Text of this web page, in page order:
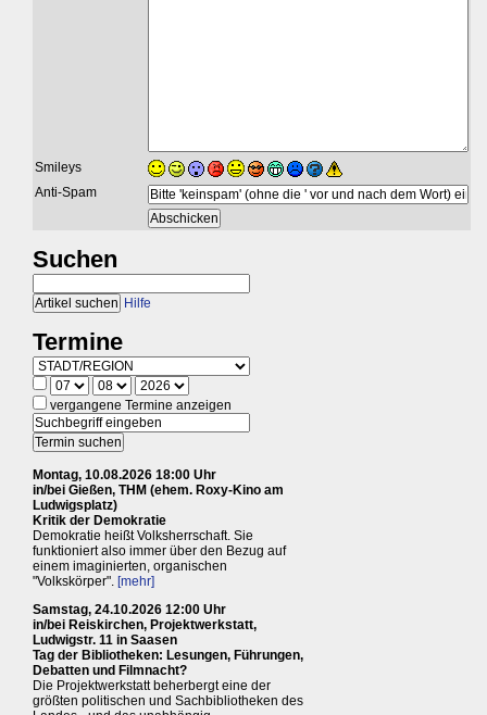
Smileys
Anti-Spam
Suchen
Hilfe
Termine
vergangene Termine anzeigen
Montag, 10.08.2026 18:00 Uhr
in/bei Gießen, THM (ehem. Roxy-Kino am
Ludwigsplatz)
Kritik der Demokratie
Demokratie heißt Volksherrschaft. Sie
funktioniert also immer über den Bezug auf
einem imaginierten, organischen
"Volkskörper". [mehr]
Samstag, 24.10.2026 12:00 Uhr
in/bei Reiskirchen, Projektwerkstatt,
Ludwigstr. 11 in Saasen
Tag der Bibliotheken: Lesungen, Führungen,
Debatten und Filmnacht?
Die Projektwerkstatt beherbergt eine der
größten politischen und Sachbibliotheken des